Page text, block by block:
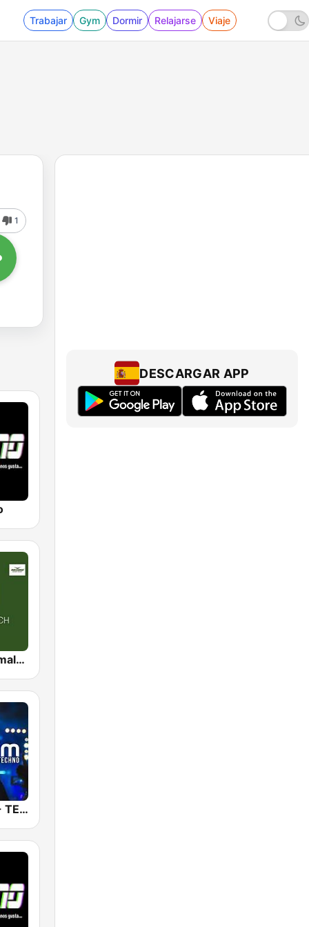
Trabajar Gym Dormir Relajarse Viaje
1
Рекорд Minimal/Tech (Record Minimal/Tech)
RauteMusik - TECHNO
DESCARGAR APP